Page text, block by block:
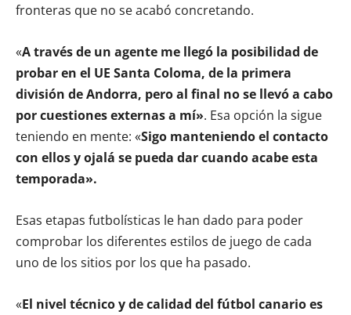
fronteras que no se acabó concretando.
«A través de un agente me llegó la posibilidad de
probar en el UE Santa Coloma, de la primera
división de Andorra, pero al final no se llevó a cabo
por cuestiones externas a mí». Esa opción la sigue
teniendo en mente: «Sigo manteniendo el contacto
con ellos y ojalá se pueda dar cuando acabe esta
temporada».
Esas etapas futbolísticas le han dado para poder
comprobar los diferentes estilos de juego de cada
uno de los sitios por los que ha pasado.
«El nivel técnico y de calidad del fútbol canario es